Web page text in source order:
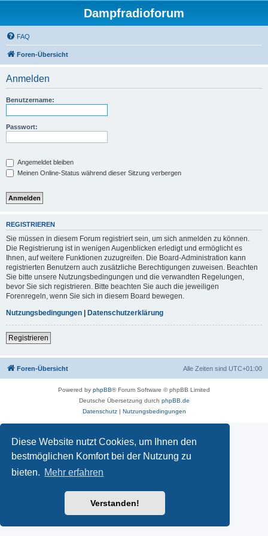
Diese Website nutzt Cookies, um Ihnen den
bestmöglichen Komfort bei der Nutzung zu
bieten. Mehr erfahren
Verstanden!
Dampfradioforum
FAQ
Foren-Übersicht
Anmelden
Benutzername:
Passwort:
Angemeldet bleiben
Meinen Online-Status während dieser Sitzung verbergen
REGISTRIEREN
Sie müssen in diesem Forum registriert sein, um sich anmelden zu können.
Die Registrierung ist in wenigen Augenblicken erledigt und ermöglicht es
Ihnen, auf weitere Funktionen zuzugreifen. Die Board-Administration kann
registrierten Benutzern auch zusätzliche Berechtigungen zuweisen. Beachten
Sie bitte unsere Nutzungsbedingungen und die verwandten Regelungen,
bevor Sie sich registrieren. Bitte beachten Sie auch die jeweiligen
Forenregeln, wenn Sie sich in diesem Board bewegen.
Nutzungsbedingungen | Datenschutzerklärung
Registrieren
Foren-Übersicht Alle Zeiten sind UTC+01:00
Powered by phpBB® Forum Software © phpBB Limited
Deutsche Übersetzung durch phpBB.de
Datenschutz| Nutzungsbedingungen